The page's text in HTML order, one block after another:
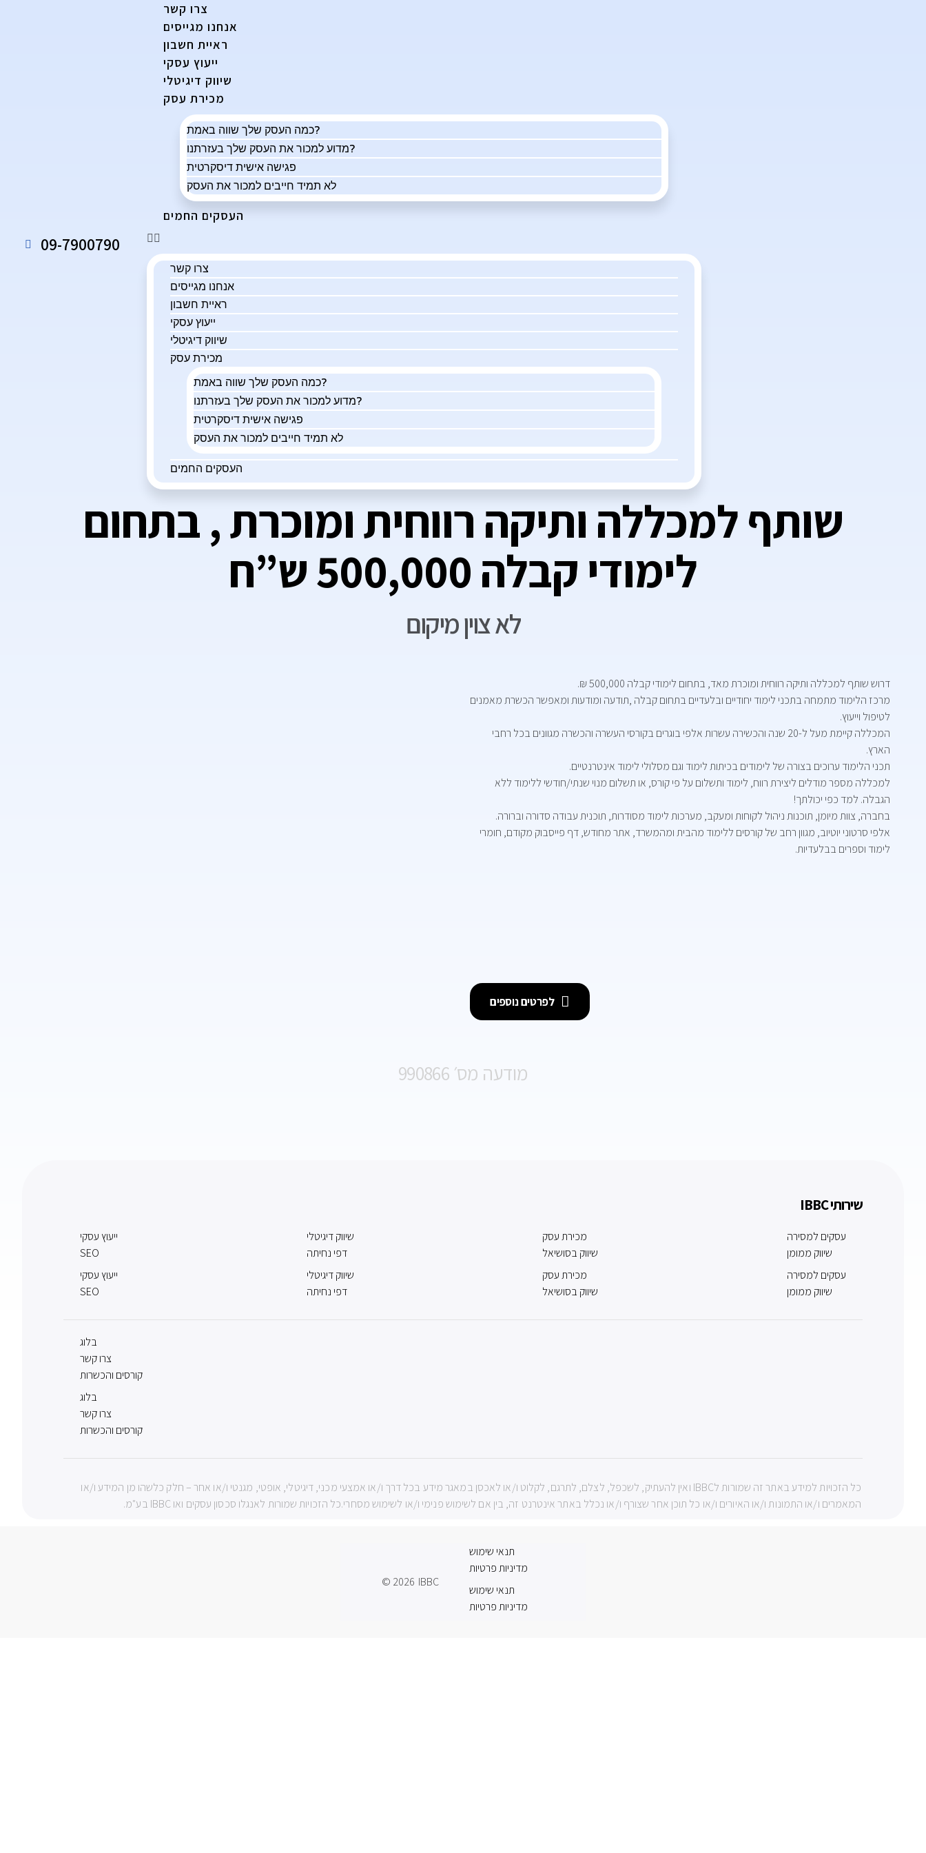
09-7900790
צרו קשר
אנחנו מגייסים
ראיית חשבון
ייעוץ עסקי
שיווק דיגיטלי
מכירת עסק
כמה העסק שלך שווה באמת?
מדוע למכור את העסק שלך בעזרתנו?
פגישה אישית דיסקרטית
לא תמיד חייבים למכור את העסק
העסקים החמים
צרו קשר
אנחנו מגייסים
ראיית חשבון
ייעוץ עסקי
שיווק דיגיטלי
מכירת עסק
כמה העסק שלך שווה באמת?
מדוע למכור את העסק שלך בעזרתנו?
פגישה אישית דיסקרטית
לא תמיד חייבים למכור את העסק
העסקים החמים
שותף למכללה ותיקה רווחית ומוכרת , בתחום
לימודי קבלה 500,000 ש”ח
לא צוין מיקום
דרוש שותף למכללה ותיקה רווחית ומוכרת מאד, בתחום לימודי קבלה 500,000 ₪.
מרכז הלימוד מתמחה בתכני לימוד יחודיים ובלעדיים בתחום קבלה ,תודעה ומודעות ומאפשר הכשרת מאמנים
לטיפול וייעוץ.
המכללה קיימת מעל ל-20 שנה והכשירה עשרות אלפי בוגרים בקורסי העשרה והכשרה מגוונים בכל רחבי
הארץ.
תכני הלימוד ערוכים בצורה של לימודים בכיתות לימוד וגם מסלולי לימוד אינטרנטיים.
למכללה מספר מודלים ליצירת רווח, לימוד ותשלום על פי קורס, או תשלום מנוי שנתי/חודשי ללימוד ללא
הגבלה. למד כפי יכולתך!
בחברה, צוות מיומן, תוכנות ניהול לקוחות ומעקב, מערכות לימוד מסודרות, תוכנית עבודה סדורה וברורה.
אלפי סרטוני יוטיוב, מגוון רחב של קורסים ללימוד מהבית ומהמשרד, אתר מחודש, דף פייסבוק מקודם, חומרי
לימוד וספרים בבלעדיות.
לפרטים נוספים
מודעה מס׳ 990866
שירותי IBBC
ייעוץ עסקי
SEO
ייעוץ עסקי
SEO
שיווק דיגיטלי
דפי נחיתה
שיווק דיגיטלי
דפי נחיתה
מכירת עסק
שיווק בסושיאל
מכירת עסק
שיווק בסושיאל
עסקים למסירה
שיווק ממומן
עסקים למסירה
שיווק ממומן
בלוג
צרו קשר
קורסים והכשרות
בלוג
צרו קשר
קורסים והכשרות
כל הזכויות למידע באתר זה שמורות לIBBC ואין להעתיק, לשכפל, לצלם, לתרגם, לקלוט ו/או לאכסן במאגר מידע בכל דרך ו/או אמצעי מכני, דיגיטלי, אופטי, מגנטי ו/או אחר – חלק כלשהו מן המידע ו/או
המאמרים ו/או התמונות ו/או האיורים ו/או כל תוכן אחר שצורף ו/או נכלל באתר אינטרנט זה, בין אם לשימוש פנימי ו/או לשימוש מסחרי.כל הזכויות שמורות לאנגלו סכסון עסקים ואו IBBC בע"מ.
© 2026 IBBC
תנאי שימוש
מדיניות פרטיות
תנאי שימוש
מדיניות פרטיות